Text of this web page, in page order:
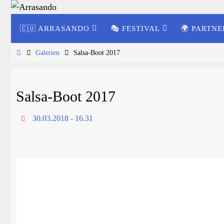
Zum
springen
Inhalt🇨🇺 ARRASANDO 🎭 FESTIVAL 🌍
StartGalerien Salsa-Boot 2017
Salsa-Boot 2017
30.03.2018 - 16.31